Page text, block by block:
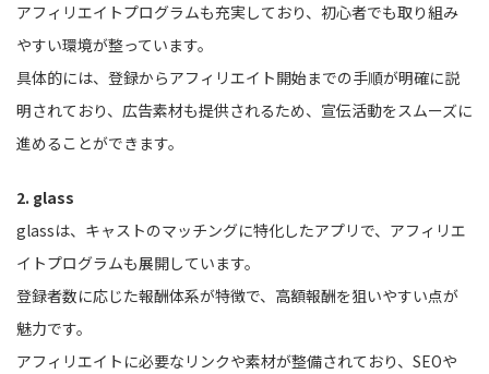
アフィリエイトプログラムも充実しており、初心者でも取り組み
やすい環境が整っています。
具体的には、登録からアフィリエイト開始までの手順が明確に説
明されており、広告素材も提供されるため、宣伝活動をスムーズに
進めることができます。
2. glass
glassは、キャストのマッチングに特化したアプリで、アフィリエ
イトプログラムも展開しています。
登録者数に応じた報酬体系が特徴で、高額報酬を狙いやすい点が
魅力です。
アフィリエイトに必要なリンクや素材が整備されており、SEOや